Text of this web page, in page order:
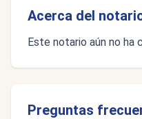
Acerca del
Este notario aún no ha
Preguntas